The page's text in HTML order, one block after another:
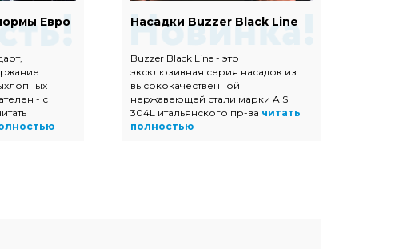
Евро
- с
Насадки Buzzer Black Line
Buzzer Black Line - это
эксклюзивная серия насадок из
высококачественной
нержавеющей стали марки AISI
304L итальянского пр-ва читать
полностью